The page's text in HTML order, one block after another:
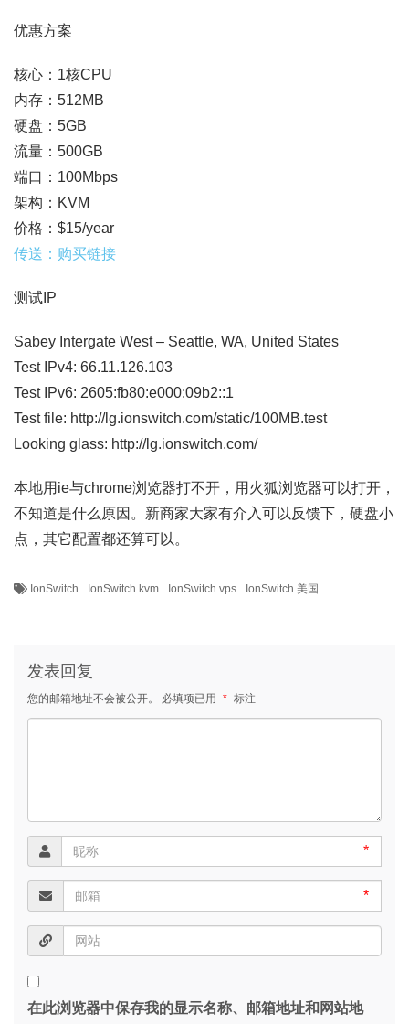
优惠方案
核心：1核CPU
内存：512MB
硬盘：5GB
流量：500GB
端口：100Mbps
架构：KVM
价格：$15/year
传送：购买链接
测试IP
Sabey Intergate West – Seattle, WA, United States
Test IPv4: 66.11.126.103
Test IPv6: 2605:fb80:e000:09b2::1
Test file: http://lg.ionswitch.com/static/100MB.test
Looking glass: http://lg.ionswitch.com/
本地用ie与chrome浏览器打不开，用火狐浏览器可以打开，
不知道是什么原因。新商家大家有介入可以反馈下，硬盘小
点，其它配置都还算可以。
IonSwitch IonSwitch kvm IonSwitch vps IonSwitch 美国
发表回复
您的邮箱地址不会被公开。 必填项已用 * 标注
*
*
在此浏览器中保存我的显示名称、邮箱地址和网站地